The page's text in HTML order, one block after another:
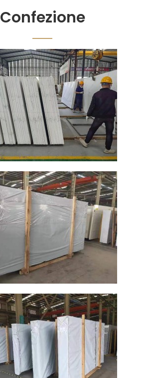
Confezione